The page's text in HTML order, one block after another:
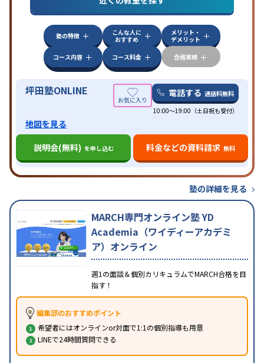
その
特徴
中高一貫校生に対応授業の振替可能 不登校生に対
学習にPC・タブレットを利用オンライン対応
科目から受講可能季節講習のみの受講可発達障害
の子どもに対応
塾の特徴
こんな人に
おすすめ
メリット・
デメリット
コース内容
コース料金 合格実績
坪田塾ONLINE 電話する 通話料無料
10:00～19:00（土日祝も受付）
地図を見る
説明会(無料) を申し込む 料金などの資料請求 無料
塾の詳細を見る
MARCH専門オンライン塾 YD
Academia（ワイディーアカデミ
ア）オンライン
週1の面談＆個別カリキュラムでMARCH合格を目
指す！
編集部のおすすめポイント
希望者にはオンラインor対面で1:1の個別指導も用意
LINEで24時間質問できる